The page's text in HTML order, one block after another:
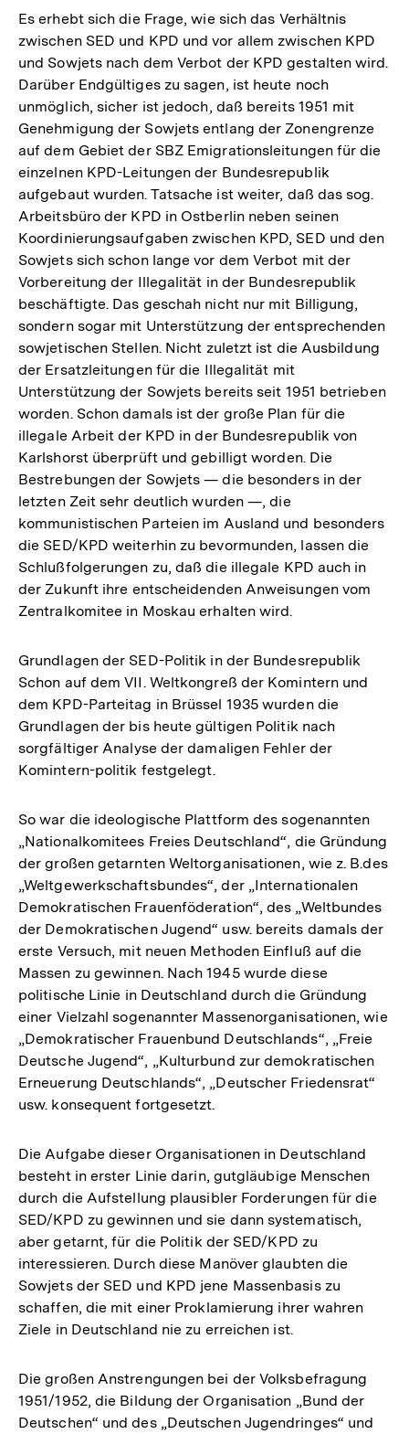
Es erhebt sich die Frage, wie sich das Verhältnis
zwischen SED und KPD und vor allem zwischen KPD
und Sowjets nach dem Verbot der KPD gestalten wird.
Darüber Endgültiges zu sagen, ist heute noch
unmöglich, sicher ist jedoch, daß bereits 1951 mit
Genehmigung der Sowjets entlang der Zonengrenze
auf dem Gebiet der SBZ Emigrationsleitungen für die
einzelnen KPD-Leitungen der Bundesrepublik
aufgebaut wurden. Tatsache ist weiter, daß das sog.
Arbeitsbüro der KPD in Ostberlin neben seinen
Koordinierungsaufgaben zwischen KPD, SED und den
Sowjets sich schon lange vor dem Verbot mit der
Vorbereitung der Illegalität in der Bundesrepublik
beschäftigte. Das geschah nicht nur mit Billigung,
sondern sogar mit Unterstützung der entsprechenden
sowjetischen Stellen. Nicht zuletzt ist die Ausbildung
der Ersatzleitungen für die Illegalität mit
Unterstützung der Sowjets bereits seit 1951 betrieben
worden. Schon damals ist der große Plan für die
illegale Arbeit der KPD in der Bundesrepublik von
Karlshorst überprüft und gebilligt worden. Die
Bestrebungen der Sowjets — die besonders in der
letzten Zeit sehr deutlich wurden —, die
kommunistischen Parteien im Ausland und besonders
die SED/KPD weiterhin zu bevormunden, lassen die
Schlußfolgerungen zu, daß die illegale KPD auch in
der Zukunft ihre entscheidenden Anweisungen vom
Zentralkomitee in Moskau erhalten wird.
Grundlagen der SED-Politik in der Bundesrepublik
Schon auf dem VII. Weltkongreß der Komintern und
dem KPD-Parteitag in Brüssel 1935 wurden die
Grundlagen der bis heute gültigen Politik nach
sorgfältiger Analyse der damaligen Fehler der
Komintern-politik festgelegt.
So war die ideologische Plattform des sogenannten
„Nationalkomitees Freies Deutschland“, die Gründung
der großen getarnten Weltorganisationen, wie z. B.des
„Weltgewerkschaftsbundes“, der „Internationalen
Demokratischen Frauenföderation“, des „Weltbundes
der Demokratischen Jugend“ usw. bereits damals der
erste Versuch, mit neuen Methoden Einfluß auf die
Massen zu gewinnen. Nach 1945 wurde diese
politische Linie in Deutschland durch die Gründung
einer Vielzahl sogenannter Massenorganisationen, wie
„Demokratischer Frauenbund Deutschlands“, „Freie
Deutsche Jugend“, „Kulturbund zur demokratischen
Erneuerung Deutschlands“, „Deutscher Friedensrat“
usw. konsequent fortgesetzt.
Die Aufgabe dieser Organisationen in Deutschland
besteht in erster Linie darin, gutgläubige Menschen
durch die Aufstellung plausibler Forderungen für die
SED/KPD zu gewinnen und sie dann systematisch,
aber getarnt, für die Politik der SED/KPD zu
interessieren. Durch diese Manöver glaubten die
Sowjets der SED und KPD jene Massenbasis zu
schaffen, die mit einer Proklamierung ihrer wahren
Ziele in Deutschland nie zu erreichen ist.
Die großen Anstrengungen bei der Volksbefragung
1951/1952, die Bildung der Organisation „Bund der
Deutschen“ und des „Deutschen Jugendringes“ und